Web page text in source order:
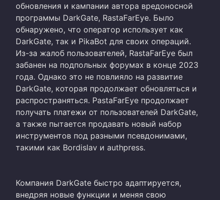
обновления и кампании автора вредоносной
программы DarkGate, RastaFarEye. Было
обнаружено, что оператор использует как
DarkGate, так и PikaBot для своих операций.
Из-за жалоб пользователей, RastaFarEye был
забанен на подпольных форумах в конце 2023
года. Однако это не повлияло на развитие
DarkGate, которая продолжает обновляться и
распространяться. РastaFarEye продолжает
получать платежи от пользователей DarkGate,
а также пытается продавать новый набор
инструментов под разными псевдонимами,
такими как Bordislav и authpress.
Компания DarkGate быстро адаптируется,
внедряя новые функции и меняя свою